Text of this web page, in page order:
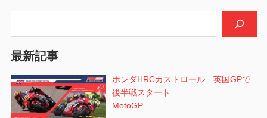
ー
シ
ョ
ン
最新記事
ホンダHRCカストロール 英国GPで
後半戦スタート
MotoGP